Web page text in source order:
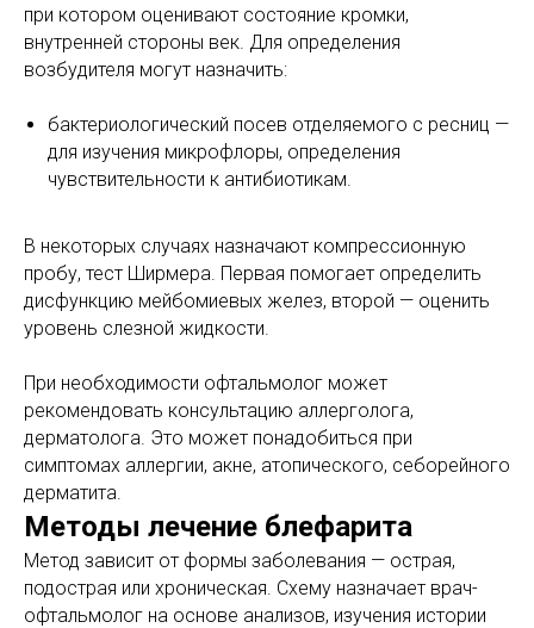
при котором оценивают состояние кромки,
внутренней стороны век. Для определения
возбудителя могут назначить:
бактериологический посев отделяемого с ресниц —
для изучения микрофлоры, определения
чувствительности к антибиотикам.
В некоторых случаях назначают компрессионную
пробу, тест Ширмера. Первая помогает определить
дисфункцию мейбомиевых желез, второй — оценить
уровень слезной жидкости.
При необходимости офтальмолог может
рекомендовать консультацию аллерголога,
дерматолога. Это может понадобиться при
симптомах аллергии, акне, атопического, себорейного
дерматита.
Методы лечение блефарита
Метод зависит от формы заболевания — острая,
подострая или хроническая. Схему назначает врач-
офтальмолог на основе анализов, изучения истории